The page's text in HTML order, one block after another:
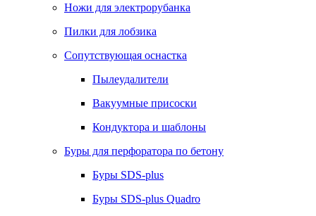
Ножи для электрорубанка
Пилки для лобзика
Сопутствующая оснастка
Пылеудалители
Вакуумные присоски
Кондуктора и шаблоны
Буры для перфоратора по бетону
Буры SDS-plus
Буры SDS-plus Quadro